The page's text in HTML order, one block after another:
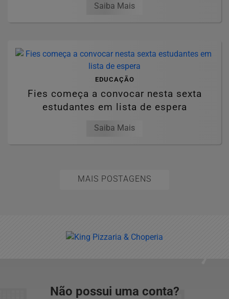
Saiba Mais
EDUCAÇÃO
Fies começa a convocar nesta sexta
estudantes em lista de espera
Saiba Mais
MAIS POSTAGENS
Não possui uma conta?